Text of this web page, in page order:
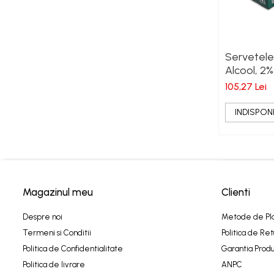
Servetele
Alcool,
105,27 Lei
Magazinul meu
Despre noi
Termeni si Conditii
Politica de Confidentialitate
Politica de livrare
Clienti
Metode de
Politica de
Garantia
ANPC